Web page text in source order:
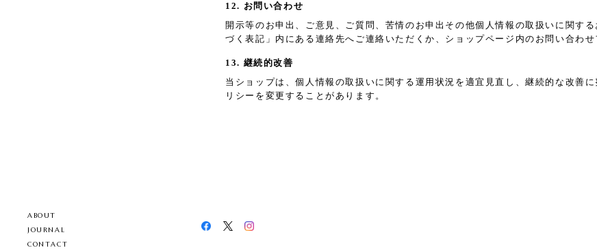
ABOUT
JOURNAL
CONTACT
12. お問い合わせ
開示等のお申出、ご意見、ご質問、苦情のお申出その他個人情報の取扱いに関す
づく表記」内にある連絡先へご連絡いただくか、ショップページ内のお問い合わ
13. 継続的改善
当ショップは、個人情報の取扱いに関する運用状況を適宜見直し、継続的な改善
リシーを変更することがあります。